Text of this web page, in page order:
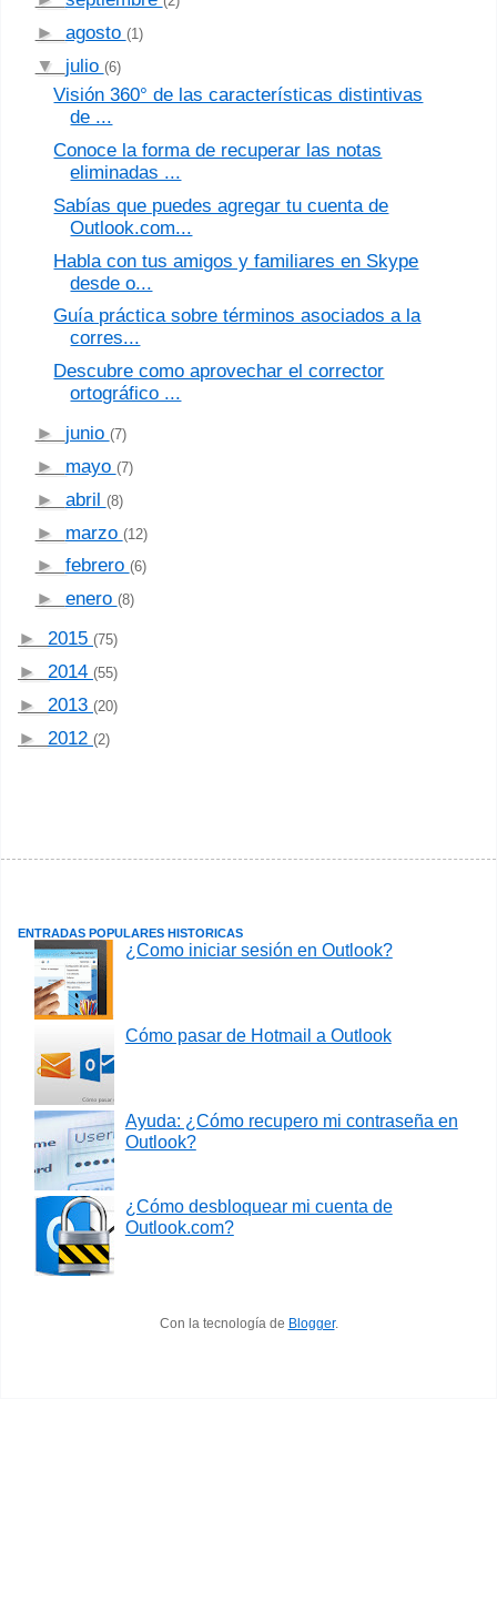
► agosto (1)
▼ julio (6)
Visión 360° de las características distintivas
de ...
Conoce la forma de recuperar las notas
eliminadas ...
Sabías que puedes agregar tu cuenta de
Outlook.com...
Habla con tus amigos y familiares en Skype
desde o...
Guía práctica sobre términos asociados a la
corres...
Descubre como aprovechar el corrector
ortográfico ...
► junio (7)
► mayo (7)
► abril (8)
► marzo (12)
► febrero (6)
► enero (8)
► 2015 (75)
► 2014 (55)
► 2013 (20)
► 2012 (2)
ENTRADAS POPULARES HISTORICAS
¿Como iniciar sesión en Outlook?
Cómo pasar de Hotmail a Outlook
Ayuda: ¿Cómo recupero mi contraseña en
Outlook?
¿Cómo desbloquear mi cuenta de
Outlook.com?
Con la tecnología de Blogger.